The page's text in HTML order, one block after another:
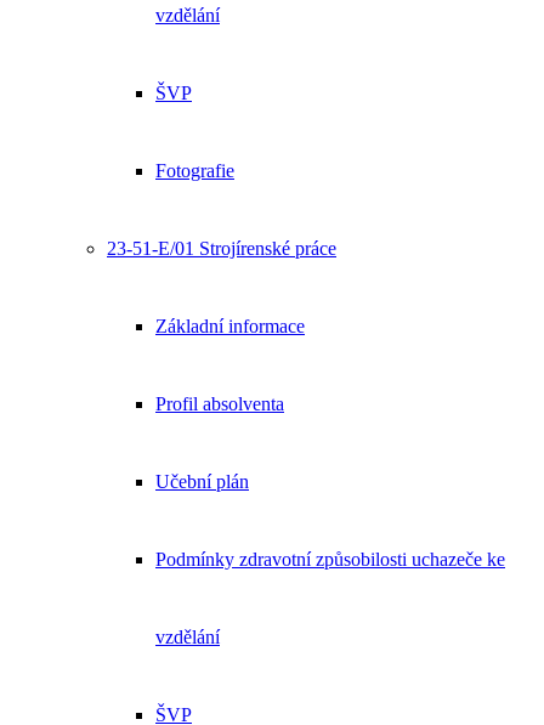
vzdělání
ŠVP
Fotografie
23-51-E/01 Strojírenské práce
Základní informace
Profil absolventa
Učební plán
Podmínky zdravotní způsobilosti uchazeče ke
vzdělání
ŠVP